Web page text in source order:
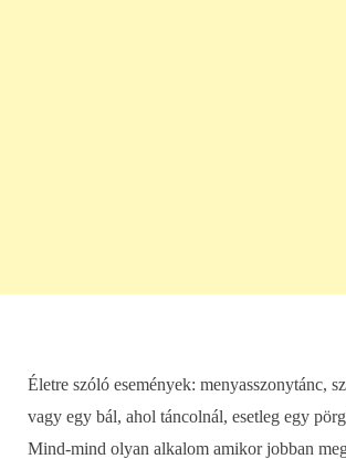
Életre szóló események: menyasszonytánc,
vagy egy bál, ahol táncolnál, esetleg egy
Mind-mind olyan alkalom amikor jobban